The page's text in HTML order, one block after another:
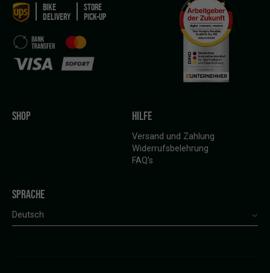
BIKE
DELIVERY
STORE
PICK-UP
SHOP HILFE
Versand und Zahlung
Widerrufsbelehrung
FAQ’s
SPRACHE
Deutsch